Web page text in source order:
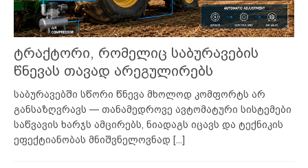
ტრაქტორი, რომელიც საბურავების
წნევას თავად არეგულირებს
საბურავებში სწორი წნევა მხოლოდ კომფორტს არ
განსაზღვრავს — თანამედროვე ავტომატური სისტემები
საწვავის ხარჯს ამცირებს, ნიადაგს იცავს და ტექნიკის
ეფექტიანობას მნიშვნელოვნად [...]